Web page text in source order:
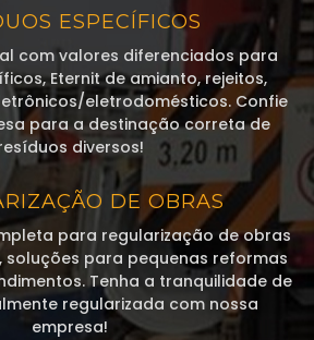
ESPECÍFICOS
com valores diferenciados para
Eternit de amianto, rejeitos,
eletrodomésticos. Confie
para a destinação correta de
diversos!
DE OBRAS
para regularização de obras
para pequenas reformas
Tenha a tranquilidade de
regularizada com nossa
empresa!